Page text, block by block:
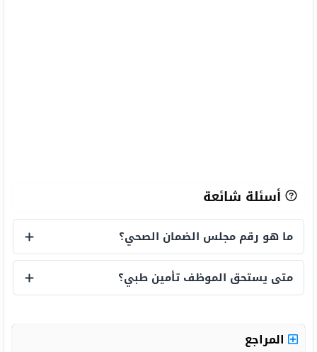
أسئلة شائعة
ما هو رقم مجلس الضمان الصحي؟
ما هو رقم مجلس الضمان الصحي؟
متى يستحق الموظف تأمين طبي؟
المراجع